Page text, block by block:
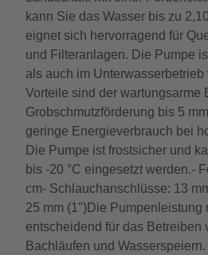
kann Sie das Wasser bis zu
eignet sich hervorragend für
und Filteranlagen. Die Pumpe
als auch im Unterwasserbetrieb
Vorteile sind der wartungsarme
Grobschmutzförderung bis 5
geringe Energieverbrauch bei
Die Pumpe ist frostsicher und
bis -20 °C eingesetzt werden.-
cm- Schlauchanschlüsse: 13
25 mm (1")Die Pumpenleistung
entscheidend für das Betreiben
Bachläufen und Wasserspeiern.